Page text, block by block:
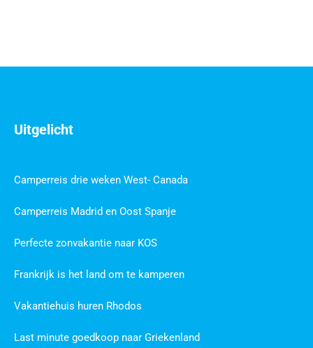
Uitgelicht
Camperreis drie weken West- Canada
Camperreis Madrid en Oost Spanje
Perfecte zonvakantie naar KOS
Frankrijk is het land om te kamperen
Vakantiehuis huren Rhodos
Last minute goedkoop naar Griekenland